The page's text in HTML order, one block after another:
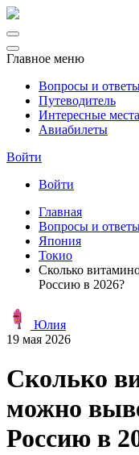
Главное меню
Вопросы и
Путеводитель
Интересные места
Авиабилеты
Войти
Войти
Главная
Вопросы и
Япония
Токио
Сколько
Россию в 2026?
Юлия
19 мая 2026
Сколько
можно
Россию в